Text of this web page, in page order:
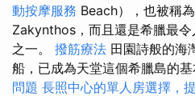
動按摩服務 Beach），也被稱
Zakynthos，而且還是希臘最
之一。 撥筋療法 田園詩般的海
船，已成為天堂這個希臘島的基
問題 長照中心的單人房選擇，